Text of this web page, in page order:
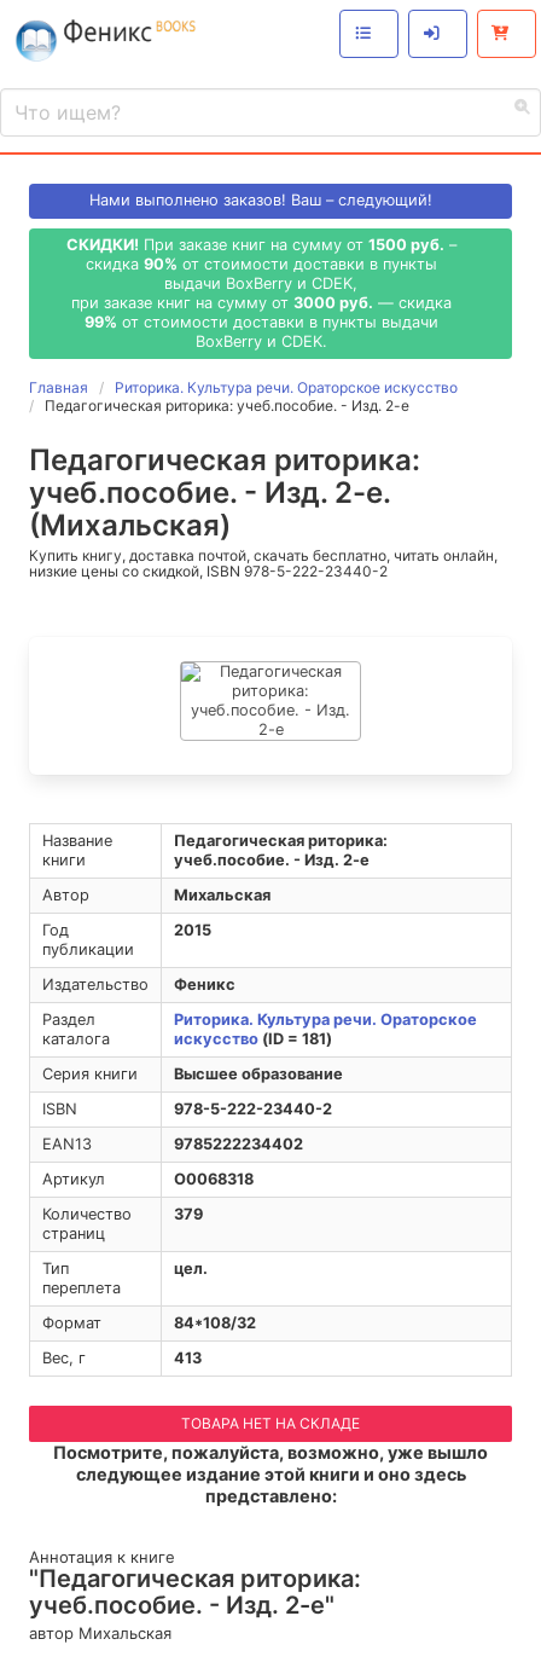
Нами выполнено заказов! Ваш – следующий!
СКИДКИ! При заказе книг на сумму от 1500 руб. –
скидка 90% от стоимости доставки в пункты
выдачи BoxBerry и CDEK,
при заказе книг на сумму от 3000 руб. — скидка
99% от стоимости доставки в пункты выдачи
BoxBerry и CDEK.
Главная
Риторика. Культура речи. Ораторское искусство
Педагогическая риторика: учеб.пособие. - Изд. 2-е
Педагогическая риторика:
учеб.пособие. - Изд. 2-е.
(Михальская)
Купить книгу, доставка почтой, скачать бесплатно, читать онлайн,
низкие цены со скидкой, ISBN 978-5-222-23440-2
Название
книги
Педагогическая риторика:
учеб.пособие. - Изд. 2-е
Автор
Михальская
Год
публикации
2015
Издательство
Феникс
Раздел
каталога
Риторика. Культура речи. Ораторское
искусство(ID = 181)
Серия книги
Высшее образование
ISBN
978-5-222-23440-2
EAN13
9785222234402
Артикул
O0068318
Количество
страниц
379
Тип
переплета
цел.
Формат
84*108/32
Вес, г
413
ТОВАРА НЕТ НА СКЛАДЕ
Посмотрите, пожалуйста, возможно, уже вышло
следующее издание этой книги и оно здесь
представлено:
Аннотация к книге
"Педагогическая риторика:
учеб.пособие. - Изд. 2-е"
автор Михальская